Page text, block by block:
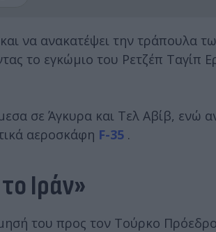
να ανακατέψει την τράπουλα
το εγκώμιο του Ρετζέπ Ταγίπ
σε Άγκυρα και Τελ Αβίβ, ενώ
αεροσκάφη F-35 .
Ιράν»
του προς τον Τούρκο